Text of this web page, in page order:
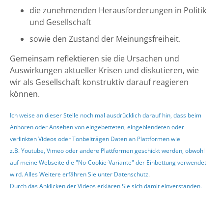
die zunehmenden Herausforderungen in Politik
und Gesellschaft
sowie den Zustand der Meinungsfreiheit.
Gemeinsam reflektieren sie die Ursachen und
Auswirkungen aktueller Krisen und diskutieren, wie
wir als Gesellschaft konstruktiv darauf reagieren
können.
Ich weise an dieser Stelle noch mal ausdrücklich darauf hin, dass beim
Anhören oder Ansehen von eingebetteten, eingeblendeten oder
verlinkten Videos oder Tonbeiträgen Daten an Plattformen wie
z.B. Youtube, Vimeo oder andere Plattformen geschickt werden, obwohl
auf meine Webseite die "No-Cookie-Variante" der Einbettung verwendet
wird. Alles Weitere erfähren Sie unter Datenschutz.
Durch das Anklicken der Videos erklären Sie sich damit einverstanden.